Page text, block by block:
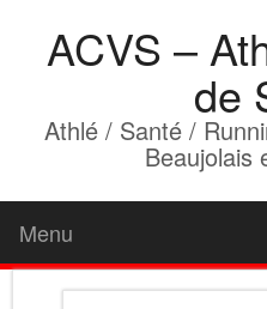
ACVS –
de
Athlé / Santé /
Beaujolais
Menu